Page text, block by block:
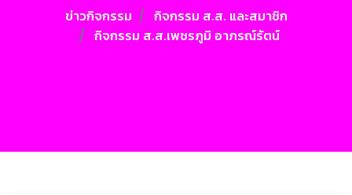
ข่าวกิจกรรม
กิจกรรม ส.ส. และสมาชิก
กิจกรรม ส.ส.เพชรภูมิ อาภรณ์รัตน์